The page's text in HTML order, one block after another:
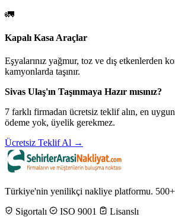
🚛
Kapalı Kasa Araçlar
Eşyalarınız yağmur, toz ve dış etkenlerden
kamyonlarda taşınır.
Sivas Ulaş'ın Taşınmaya Hazır mısınız?
7 farklı firmadan ücretsiz teklif alın, en
ödeme yok, üyelik gerekmez.
Ücretsiz Teklif Al →
Türkiye'nin yenilikçi nakliye platformu. 500+
Sigortalı
ISO 9001 Lisanslı